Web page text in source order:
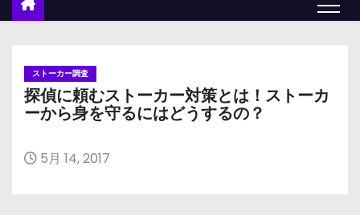
ストーカー調査
探偵に頼むストーカー対策とは！ストーカ
ーから身を守るにはどうするの？
5月 14, 2017